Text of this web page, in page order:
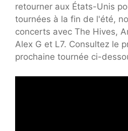
retourner aux États-Unis
tournées à la fin de l'été,
concerts avec The Hives,
Alex G et L7. Consultez le
prochaine tournée ci-